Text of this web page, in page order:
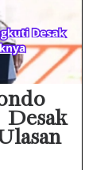
Eks Jampidsus Febrie Adriansyah Tersangka Korupsi Asabri Tapi Masih Terima Gaji: Mengapa Begitu?